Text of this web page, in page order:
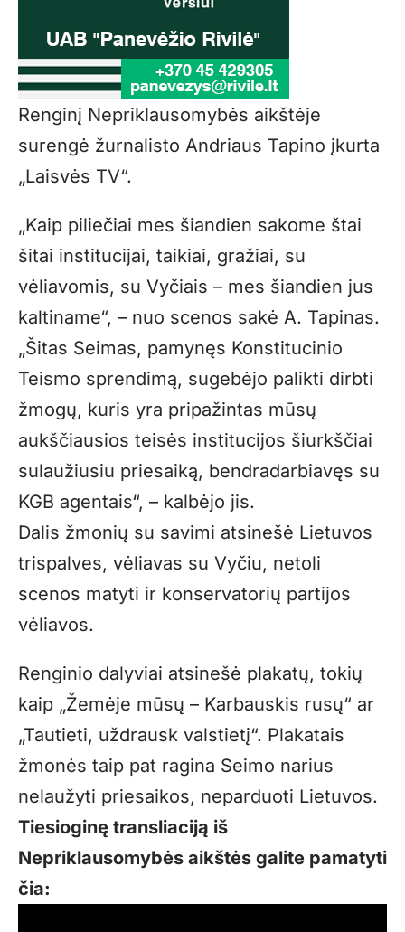
Renginį Nepriklausomybės aikštėje
surengė žurnalisto Andriaus Tapino įkurta
„Laisvės TV“.
„Kaip piliečiai mes šiandien sakome štai
šitai institucijai, taikiai, gražiai, su
vėliavomis, su Vyčiais – mes šiandien jus
kaltiname“, – nuo scenos sakė A. Tapinas.
„Šitas Seimas, pamynęs Konstitucinio
Teismo sprendimą, sugebėjo palikti dirbti
žmogų, kuris yra pripažintas mūsų
aukščiausios teisės institucijos šiurkščiai
sulaužiusiu priesaiką, bendradarbiavęs su
KGB agentais“, – kalbėjo jis.
Dalis žmonių su savimi atsinešė Lietuvos
trispalves, vėliavas su Vyčiu, netoli
scenos matyti ir konservatorių partijos
vėliavos.
Renginio dalyviai atsinešė plakatų, tokių
kaip „Žemėje mūsų – Karbauskis rusų“ ar
„Tautieti, uždrausk valstietį“. Plakatais
žmonės taip pat ragina Seimo narius
nelaužyti priesaikos, neparduoti Lietuvos.
Tiesioginę transliaciją iš
Nepriklausomybės aikštės galite pamatyti
čia: